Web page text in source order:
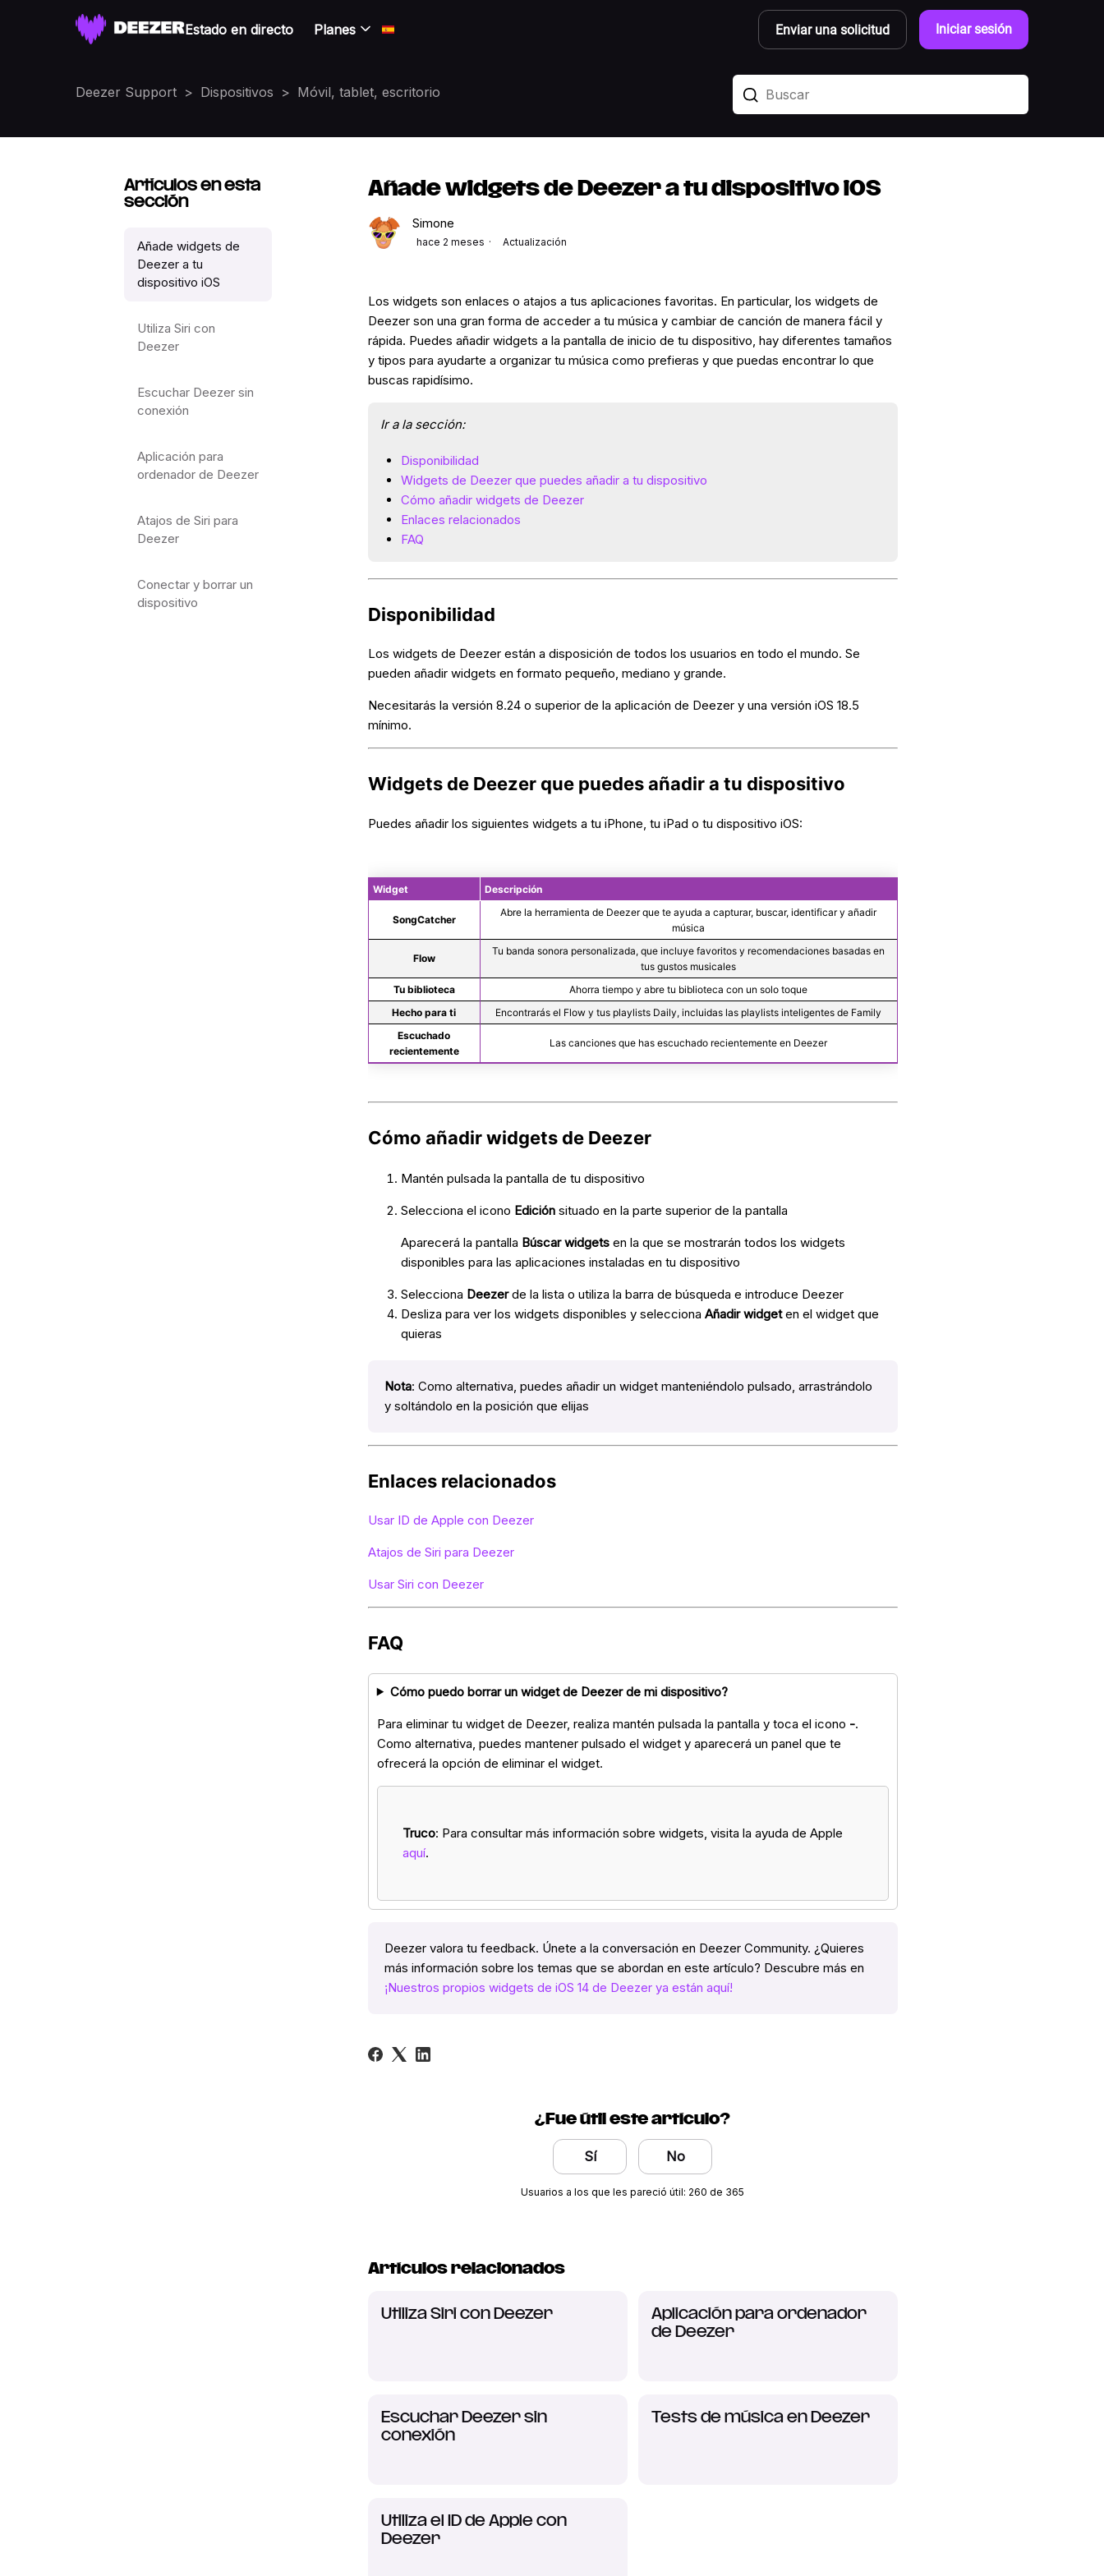
Estado en directo Planes Enviar una solicitud Iniciar sesión
Deezer Support Dispositivos Móvil, tablet, escritorio
Artículos en esta
sección
Añade widgets de
Deezer a tu
dispositivo iOS
Utiliza Siri con
Deezer
Escuchar Deezer sin
conexión
Aplicación para
ordenador de Deezer
Atajos de Siri para
Deezer
Conectar y borrar un
dispositivo
Añade widgets de Deezer a tu dispositivo iOS
Simone
hace 2 meses Actualización
Los widgets son enlaces o atajos a tus aplicaciones favoritas. En particular, los widgets de
Deezer son una gran forma de acceder a tu música y cambiar de canción de manera fácil y
rápida. Puedes añadir widgets a la pantalla de inicio de tu dispositivo, hay diferentes tamaños
y tipos para ayudarte a organizar tu música como prefieras y que puedas encontrar lo que
buscas rapidísimo.
Ir a la sección:
Disponibilidad
Widgets de Deezer que puedes añadir a tu dispositivo
Cómo añadir widgets de Deezer
Enlaces relacionados
FAQ
Disponibilidad
Los widgets de Deezer están a disposición de todos los usuarios en todo el mundo. Se
pueden añadir widgets en formato pequeño, mediano y grande.
Necesitarás la versión 8.24 o superior de la aplicación de Deezer y una versión iOS 18.5
mínimo.
Widgets de Deezer que puedes añadir a tu dispositivo
Puedes añadir los siguientes widgets a tu iPhone, tu iPad o tu dispositivo iOS:
Widget Descripción
SongCatcher
Abre la herramienta de Deezer que te ayuda a capturar, buscar, identificar y añadir
música
Flow
Tu banda sonora personalizada, que incluye favoritos y recomendaciones basadas en
tus gustos musicales
Tu biblioteca
Ahorra tiempo y abre tu biblioteca con un solo toque
Hecho para ti
Encontrarás el Flow y tus playlists Daily, incluidas las playlists inteligentes de Family
Escuchado
recientemente
Las canciones que has escuchado recientemente en Deezer
Cómo añadir widgets de Deezer
Mantén pulsada la pantalla de tu dispositivo
Selecciona el icono Ediciónsituado en la parte superior de la pantalla
Aparecerá la pantalla Búscar widgetsen la que se mostrarán todos los widgets
disponibles para las aplicaciones instaladas en tu dispositivo
Selecciona Deezerde la lista o utiliza la barra de búsqueda e introduce Deezer
Desliza para ver los widgets disponibles y selecciona Añadir widgeten el widget que
quieras
Nota: Como alternativa, puedes añadir un widget manteniéndolo pulsado, arrastrándolo
y soltándolo en la posición que elijas
Enlaces relacionados
Usar ID de Apple con Deezer
Atajos de Siri para Deezer
Usar Siri con Deezer
FAQ
Cómo puedo borrar un widget de Deezer de mi dispositivo?
Para eliminar tu widget de Deezer, realiza mantén pulsada la pantalla y toca el icono -.
Como alternativa, puedes mantener pulsado el widget y aparecerá un panel que te
ofrecerá la opción de eliminar el widget.
Truco: Para consultar más información sobre widgets, visita la ayuda de Apple
aquí.
Deezer valora tu feedback. Únete a la conversación en Deezer Community. ¿Quieres
más información sobre los temas que se abordan en este artículo? Descubre más en
¡Nuestros propios widgets de iOS 14 de Deezer ya están aquí!
¿Fue útil este artículo?
Sí No
Usuarios a los que les pareció útil: 260 de 365
Artículos relacionados
Utiliza Siri con Deezer
Aplicación para ordenador
de Deezer
Escuchar Deezer sin
conexión
Tests de música en Deezer
Utiliza el ID de Apple con
Deezer